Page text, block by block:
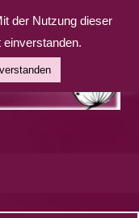
der Nutzung dieser